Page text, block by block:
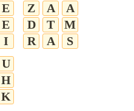
E
E
I
Z A
A
D
T
M
R
A
S
U
H
K